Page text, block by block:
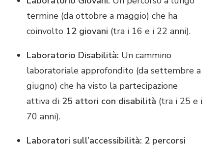
termine (da ottobre a maggio) che ha
coinvolto 12 giovani (tra i 16 e i 22 anni).
Laboratorio Disabilità: Un cammino
laboratoriale approfondito (da settembre a
giugno) che ha visto la partecipazione
attiva di 25 attori con disabilità (tra i 25 e i
70 anni).
Laboratori sull’accessibilità: 2 percorsi